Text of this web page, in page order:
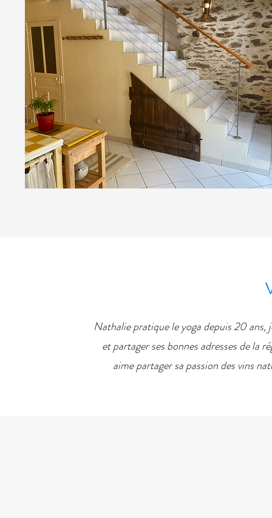
Nathalie pratique le yoga depuis 20
et partager ses bonnes adresses de la
aime partager sa passion des vins